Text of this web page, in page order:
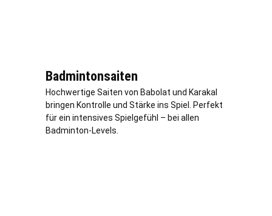
Badmintonsaiten
Hochwertige Saiten von Babolat und Karakal
bringen Kontrolle und Stärke ins Spiel. Perfekt
für ein intensives Spielgefühl – bei allen
Badminton-Levels.